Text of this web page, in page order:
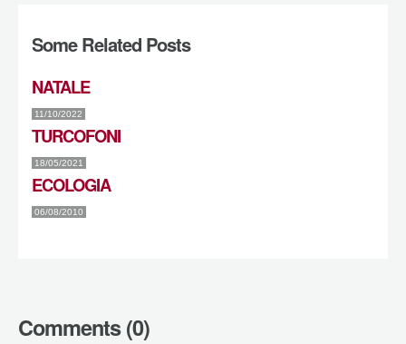
Some Related Posts
NATALE
11/10/2022
TURCOFONI
18/05/2021
ECOLOGIA
06/08/2010
Comments (0)